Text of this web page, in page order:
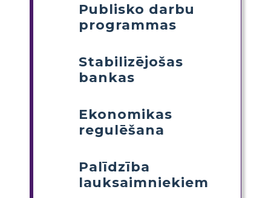
Publisko darbu
programmas
Stabilizējošas
bankas
Ekonomikas
regulēšana
Palīdzība
lauksaimniekiem